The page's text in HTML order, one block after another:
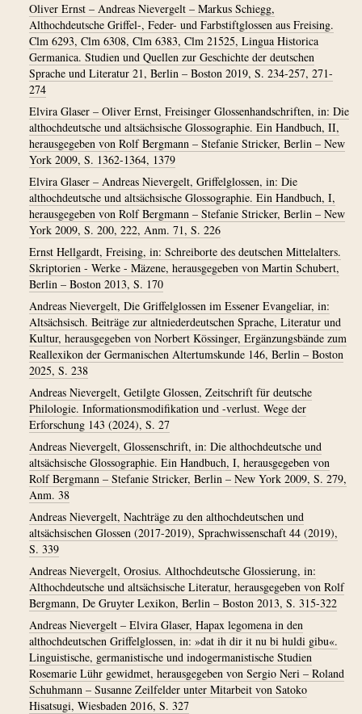
Oliver Ernst – Andreas Nievergelt – Markus Schiegg,
Althochdeutsche Griffel-, Feder- und Farbstiftglossen aus Freising.
Clm 6293, Clm 6308, Clm 6383, Clm 21525, Lingua Historica
Germanica. Studien und Quellen zur Geschichte der deutschen
Sprache und Literatur 21, Berlin – Boston 2019, S. 234-257, 271-
274
Elvira Glaser – Oliver Ernst, Freisinger Glossenhandschriften, in: Die
althochdeutsche und altsächsische Glossographie. Ein Handbuch, II,
herausgegeben von Rolf Bergmann – Stefanie Stricker, Berlin – New
York 2009, S. 1362-1364, 1379
Elvira Glaser – Andreas Nievergelt, Griffelglossen, in: Die
althochdeutsche und altsächsische Glossographie. Ein Handbuch, I,
herausgegeben von Rolf Bergmann – Stefanie Stricker, Berlin – New
York 2009, S. 200, 222, Anm. 71, S. 226
Ernst Hellgardt, Freising, in: Schreiborte des deutschen Mittelalters.
Skriptorien - Werke - Mäzene, herausgegeben von Martin Schubert,
Berlin – Boston 2013, S. 170
Andreas Nievergelt, Die Griffelglossen im Essener Evangeliar, in:
Altsächsisch. Beiträge zur altniederdeutschen Sprache, Literatur und
Kultur, herausgegeben von Norbert Kössinger, Ergänzungsbände zum
Reallexikon der Germanischen Altertumskunde 146, Berlin – Boston
2025, S. 238
Andreas Nievergelt, Getilgte Glossen, Zeitschrift für deutsche
Philologie. Informationsmodifikation und -verlust. Wege der
Erforschung 143 (2024), S. 27
Andreas Nievergelt, Glossenschrift, in: Die althochdeutsche und
altsächsische Glossographie. Ein Handbuch, I, herausgegeben von
Rolf Bergmann – Stefanie Stricker, Berlin – New York 2009, S. 279,
Anm. 38
Andreas Nievergelt, Nachträge zu den althochdeutschen und
altsächsischen Glossen (2017-2019), Sprachwissenschaft 44 (2019),
S. 339
Andreas Nievergelt, Orosius. Althochdeutsche Glossierung, in:
Althochdeutsche und altsächsische Literatur, herausgegeben von Rolf
Bergmann, De Gruyter Lexikon, Berlin – Boston 2013, S. 315-322
Andreas Nievergelt – Elvira Glaser, Hapax legomena in den
althochdeutschen Griffelglossen, in: »dat ih dir it nu bi huldi gibu«.
Linguistische, germanistische und indogermanistische Studien
Rosemarie Lühr gewidmet, herausgegeben von Sergio Neri – Roland
Schuhmann – Susanne Zeilfelder unter Mitarbeit von Satoko
Hisatsugi, Wiesbaden 2016, S. 327